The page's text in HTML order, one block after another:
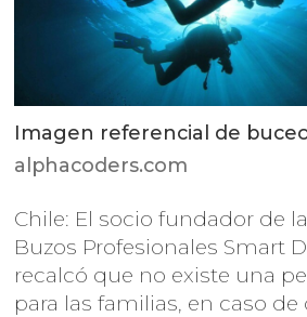
Imagen referencial de
alphacoders.com
Chile: El socio fundador de
Buzos Profesionales Smart
recalcó que no existe una
para las familias, en caso